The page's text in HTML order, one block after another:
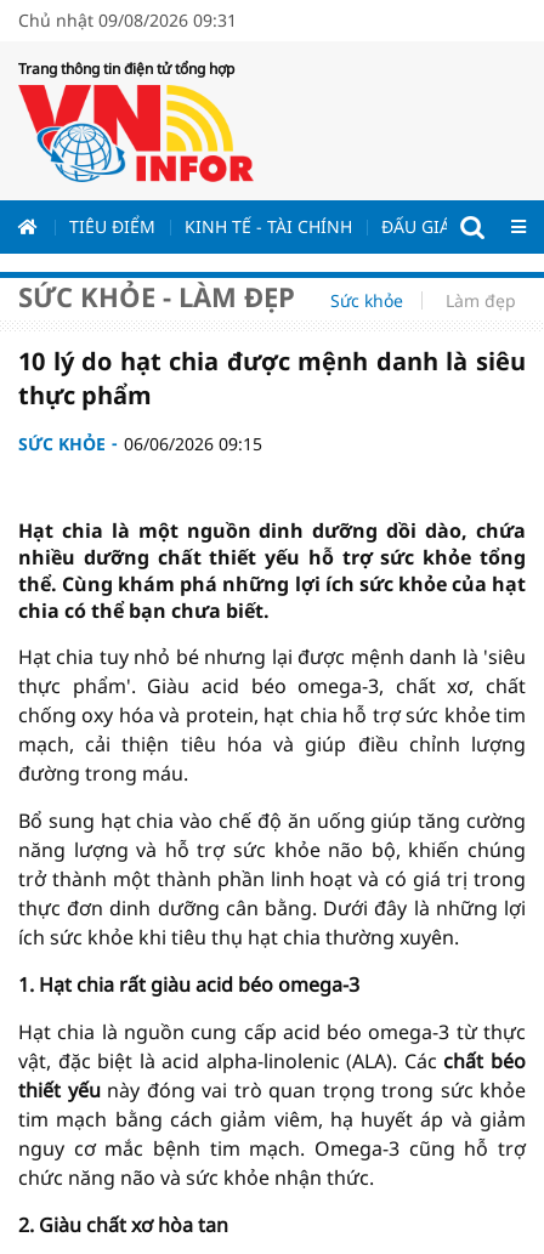
Chủ nhật 09/08/2026 09:31
Trang thông tin điện tử tổng hợp
TIÊU ĐIỂM KINH TẾ - TÀI CHÍNH ĐẤU GIÁ - ĐẤU
SỨC KHỎE - LÀM ĐẸP Sức khỏe Làm đẹp
10 lý do hạt chia được mệnh danh là siêu
thực phẩm
SỨC KHỎE 06/06/2026 09:15
Hạt chia là một nguồn dinh dưỡng dồi dào, chứa
nhiều dưỡng chất thiết yếu hỗ trợ sức khỏe tổng
thể. Cùng khám phá những lợi ích sức khỏe của hạt
chia có thể bạn chưa biết.
Hạt chia tuy nhỏ bé nhưng lại được mệnh danh là 'siêu
thực phẩm'. Giàu acid béo omega-3, chất xơ, chất
chống oxy hóa và protein, hạt chia hỗ trợ sức khỏe tim
mạch, cải thiện tiêu hóa và giúp điều chỉnh lượng
đường trong máu.
Bổ sung hạt chia vào chế độ ăn uống giúp tăng cường
năng lượng và hỗ trợ sức khỏe não bộ, khiến chúng
trở thành một thành phần linh hoạt và có giá trị trong
thực đơn dinh dưỡng cân bằng. Dưới đây là những lợi
ích sức khỏe khi tiêu thụ hạt chia thường xuyên.
1. Hạt chia rất giàu acid béo omega-3
Hạt chia là nguồn cung cấp acid béo omega-3 từ thực
vật, đặc biệt là acid alpha-linolenic (ALA). Cácchất béo
thiết yếunày đóng vai trò quan trọng trong sức khỏe
tim mạch bằng cách giảm viêm, hạ huyết áp và giảm
nguy cơ mắc bệnh tim mạch. Omega-3 cũng hỗ trợ
chức năng não và sức khỏe nhận thức.
2. Giàu chất xơ hòa tan